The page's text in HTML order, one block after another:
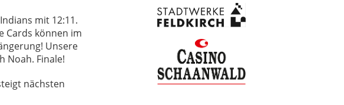
mit 12:11.
Cards können im
Unsere
Noah. Finale!
nächsten